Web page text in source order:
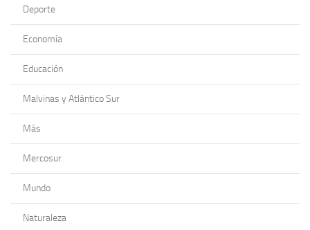
Deporte
Economía
Educación
Malvinas y Atlántico Sur
Más
Mercosur
Mundo
Naturaleza